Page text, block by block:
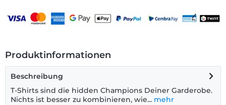
Produktinformationen
Beschreibung
T-Shirts sind die hidden Champions Deiner Garderobe.
Nichts ist besser zu kombinieren, wie... mehr